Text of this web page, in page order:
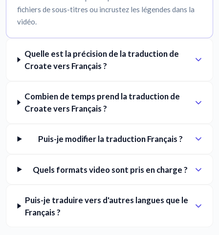
fichiers de sous-titres ou incrustez les légendes dans la
vidéo.
Quelle est la précision de la traduction de
Croate vers Français ?
Combien de temps prend la traduction de
Croate vers Français ?
Puis-je modifier la traduction Français ?
Quels formats video sont pris en charge ?
Puis-je traduire vers d'autres langues que le
Français ?